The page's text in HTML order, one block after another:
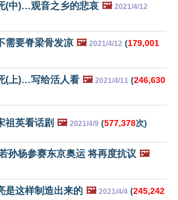
(中)…观音之乡的悲哀 🖼️ 2021/4/12
需要脊梁骨发凉 🖼️ 2021/4/12 (179,001
(上)…写给活人看 🖼️ 2021/4/11 (246,630
祖英看话剧 🖼️ 2021/4/9 (577,378次)
孙杨参赛东京奥运 将再度抗议 🖼️
是这样制造出来的 🖼️ 2021/4/4 (245,242